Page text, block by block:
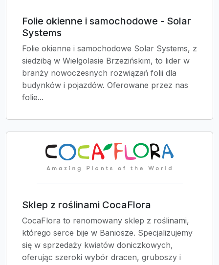
Folie okienne i samochodowe - Solar
Systems
Folie okienne i samochodowe Solar Systems, z
siedzibą w Wielgolasie Brzezińskim, to lider w
branży nowoczesnych rozwiązań folii dla
budynków i pojazdów. Oferowane przez nas
folie...
Sklep z roślinami CocaFlora
CocaFlora to renomowany sklep z roślinami,
którego serce bije w Baniosze. Specjalizujemy
się w sprzedaży kwiatów doniczkowych,
oferując szeroki wybór dracen, gruboszy i